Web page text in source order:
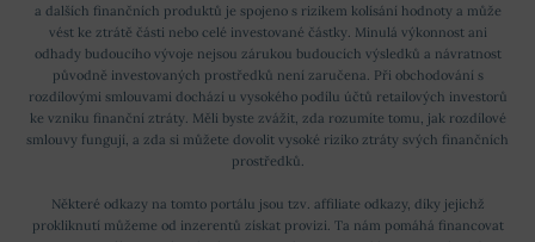
a dalších finančních produktů je spojeno s rizikem kolísání hodnoty a může
vést ke ztrátě části nebo celé investované částky. Minulá výkonnost ani
odhady budoucího vývoje nejsou zárukou budoucích výsledků a návratnost
původně investovaných prostředků není zaručena. Při obchodování s
rozdílovými smlouvami dochází u vysokého podílu účtů retailových investorů
ke vzniku finanční ztráty. Měli byste zvážit, zda rozumíte tomu, jak rozdílové
smlouvy fungují, a zda si můžete dovolit vysoké riziko ztráty svých finančních
prostředků.
Některé odkazy na tomto portálu jsou tzv. affiliate odkazy, díky jejichž
prokliknutí můžeme od inzerentů získat provizi. Ta nám pomáhá financovat